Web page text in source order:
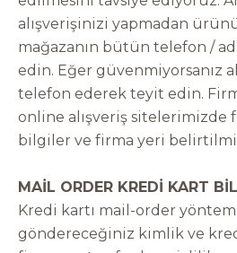
alışverişinizi yapmadan ürünü
mağazanın bütün telefon /
edin. Eğer güvenmiyorsanız
telefon ederek teyit edin.
online alışveriş sitelerimizde
bilgiler ve firma yeri
MAİL ORDER KREDİ KART
Kredi kartı mail-order
göndereceğiniz kimlik ve